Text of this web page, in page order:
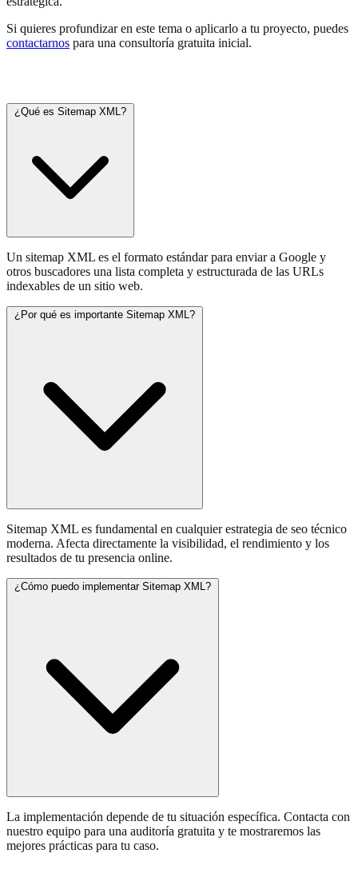
Si quieres profundizar en este tema o aplicarlo a tu proyecto, puedes
contactarnos para una consultoría gratuita inicial.
¿Qué es Sitemap XML?
Un sitemap XML es el formato estándar para enviar a Google y
otros buscadores una lista completa y estructurada de las URLs
indexables de un sitio web.
¿Por qué es importante Sitemap XML?
Sitemap XML es fundamental en cualquier estrategia de seo técnico
moderna. Afecta directamente la visibilidad, el rendimiento y los
resultados de tu presencia online.
¿Cómo puedo implementar Sitemap XML?
La implementación depende de tu situación específica. Contacta con
nuestro equipo para una auditoría gratuita y te mostraremos las
mejores prácticas para tu caso.